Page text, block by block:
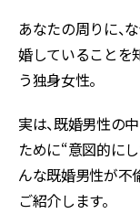
あなたの周りに、
婚していることを
う独身女性。
実は、既婚男性の
ために“意図的に
んな既婚男性が不
ご紹介します。